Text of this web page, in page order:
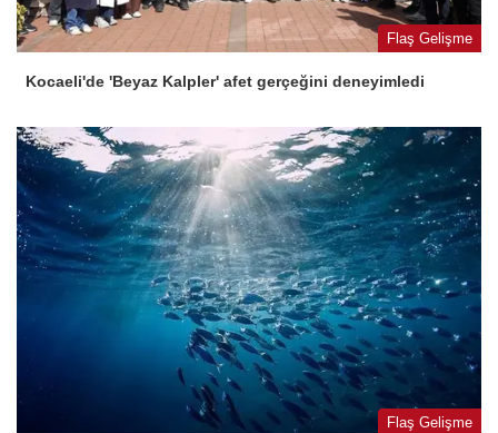
Flaş Gelişme
Kocaeli'de 'Beyaz Kalpler' afet gerçeğini deneyimledi
Flaş Gelişme